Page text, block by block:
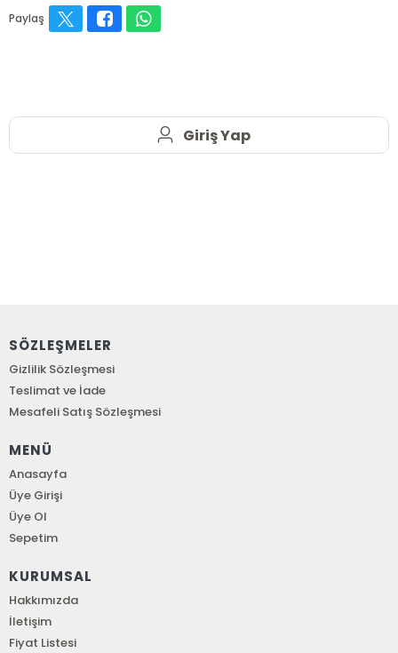
Paylaş
Giriş Yap
SÖZLEŞMELER
Gizlilik Sözleşmesi
Teslimat ve İade
Mesafeli Satış Sözleşmesi
MENÜ
Anasayfa
Üye Girişi
Üye Ol
Sepetim
KURUMSAL
Hakkımızda
İletişim
Fiyat Listesi